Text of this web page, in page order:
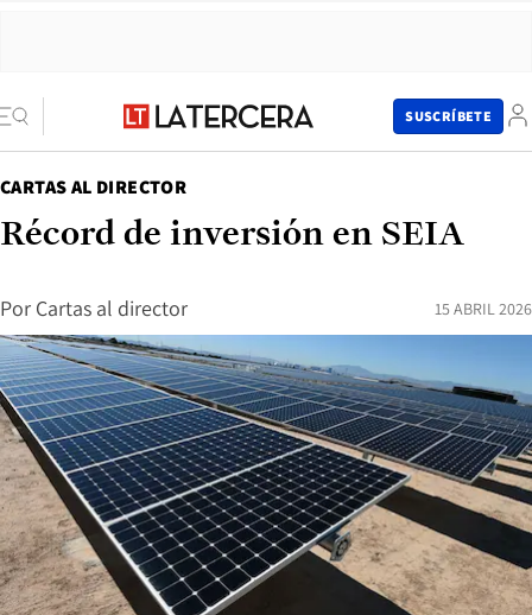
SUSCRÍBETE
CARTAS AL DIRECTOR
Récord de inversión en SEIA
Por Cartas al director 15 ABRIL 2026